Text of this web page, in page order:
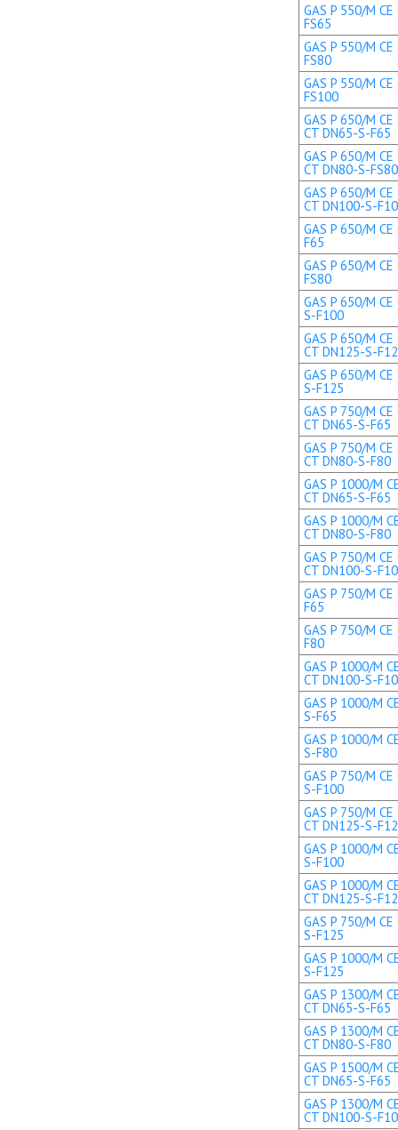
GAS P 550/M
FS65
GAS P 550/M
FS80
GAS P 550/M
FS100
GAS P 650/M CE
CT DN65-S-F65
GAS P 650/M CE
CT DN80-S-FS80
GAS P 650/M CE
CT DN100-S-
GAS P 650/M
F65
GAS P 650/M
FS80
GAS P 650/M
S-F100
GAS P 650/M CE
CT DN125-S-
GAS P 650/M
S-F125
GAS P 750/M CE
CT DN65-S-F65
GAS P 750/M CE
CT DN80-S-F80
GAS P 1000/M
CT DN65-S-F65
GAS P 1000/M
CT DN80-S-F80
GAS P 750/M CE
CT DN100-S-
GAS P 750/M
F65
GAS P 750/M
F80
GAS P 1000/M
CT DN100-S-
GAS P 1000/M
S-F65
GAS P 1000/M
S-F80
GAS P 750/M
S-F100
GAS P 750/M CE
CT DN125-S-
GAS P 1000/M
S-F100
GAS P 1000/M
CT DN125-S-
GAS P 750/M
S-F125
GAS P 1000/M
S-F125
GAS P 1300/M
CT DN65-S-F65
GAS P 1300/M
CT DN80-S-F80
GAS P 1500/M
CT DN65-S-F65
GAS P 1300/M
CT DN100-S-